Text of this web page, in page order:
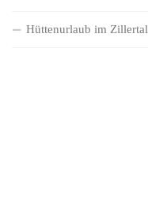
Hüttenurlaub im Zillertal